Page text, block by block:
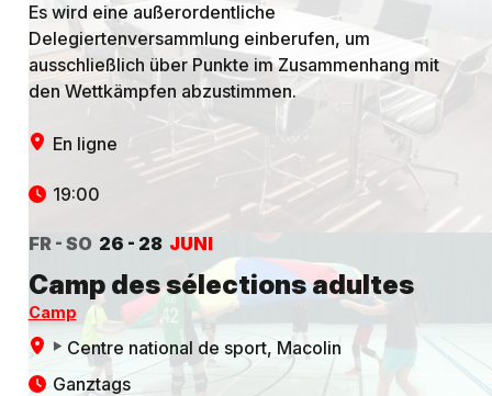
Es wird eine außerordentliche
Delegiertenversammlung einberufen, um
ausschließlich über Punkte im Zusammenhang mit
den Wettkämpfen abzustimmen.
En ligne
19:00
FR - SO 26 - 28 JUNI
Camp des sélections adultes
Camp
Centre national de sport, Macolin
Ganztags